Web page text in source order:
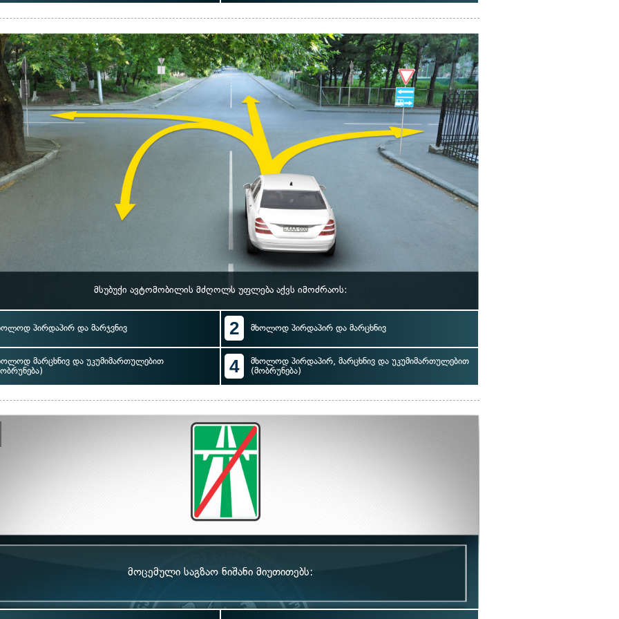
მსუბუქი ავტომობილის მძღოლს უფლება აქვს იმოძრაოს:
პირდაპირ და მარჯვნივ 2 მხოლოდ პირდაპირ და მარცხნივ
მარცხნივ და უკუმიმართულებით
4
მხოლოდ პირდაპირ, მარცხნივ და უკუმიმართულებით
(მობრუნება)
მოცემული საგზაო ნიშანი მიუთითებს: